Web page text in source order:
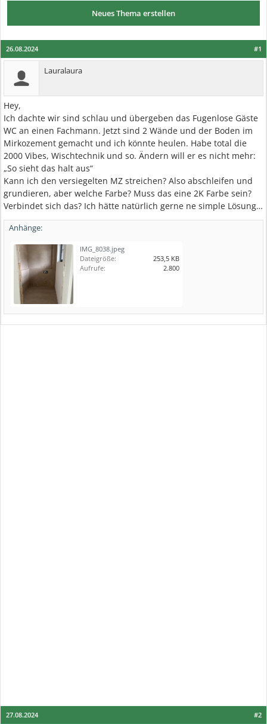
Neues Thema erstellen
#1
26.08.2024
Lauralaura
Hey,
Ich dachte wir sind schlau und übergeben das Fugenlose Gäste
WC an einen Fachmann. Jetzt sind 2 Wände und der Boden im
Mirkozement gemacht und ich könnte heulen. Habe total die
2000 Vibes, Wischtechnik und so. Ändern will er es nicht mehr:
„So sieht das halt aus“
Kann ich den versiegelten MZ streichen? Also abschleifen und
grundieren, aber welche Farbe? Muss das eine 2K Farbe sein?
Verbindet sich das? Ich hätte natürlich gerne ne simple Lösung…
Anhänge:
IMG_8038.jpeg
Dateigröße:
253,5 KB
Aufrufe:
2.800
#2
27.08.2024